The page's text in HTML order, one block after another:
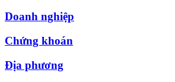
Doanh nghiệp
Chứng khoán
Địa phương